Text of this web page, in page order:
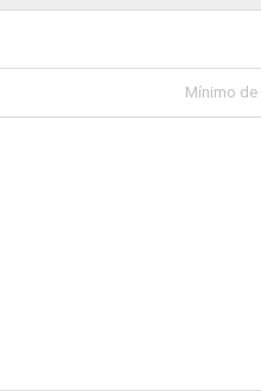
Mínimo de